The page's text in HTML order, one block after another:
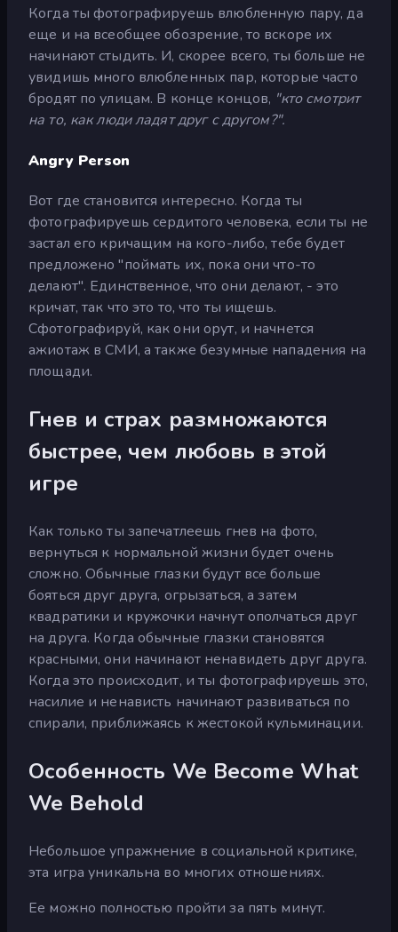
Когда ты фотографируешь влюбленную пару, да
еще и на всеобщее обозрение, то вскоре их
начинают стыдить. И, скорее всего, ты больше не
увидишь много влюбленных пар, которые часто
бродят по улицам. В конце концов, "кто смотрит
на то, как люди ладят друг с другом?".
Angry Person
Вот где становится интересно. Когда ты
фотографируешь сердитого человека, если ты не
застал его кричащим на кого-либо, тебе будет
предложено "поймать их, пока они что-то
делают". Единственное, что они делают, - это
кричат, так что это то, что ты ищешь.
Сфотографируй, как они орут, и начнется
ажиотаж в СМИ, а также безумные нападения на
площади.
Гнев и страх размножаются
быстрее, чем любовь в этой
игре
Как только ты запечатлеешь гнев на фото,
вернуться к нормальной жизни будет очень
сложно. Обычные глазки будут все больше
бояться друг друга, огрызаться, а затем
квадратики и кружочки начнут ополчаться друг
на друга. Когда обычные глазки становятся
красными, они начинают ненавидеть друг друга.
Когда это происходит, и ты фотографируешь это,
насилие и ненависть начинают развиваться по
спирали, приближаясь к жестокой кульминации.
Особенность We Become What
We Behold
Небольшое упражнение в социальной критике,
эта игра уникальна во многих отношениях.
Ее можно полностью пройти за пять минут.